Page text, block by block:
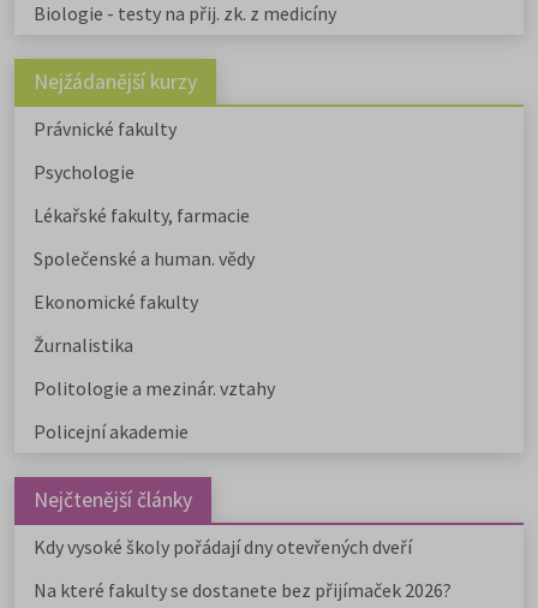
Biologie - testy na přij. zk. z medicíny
Nejžádanější kurzy
Právnické fakulty
Psychologie
Lékařské fakulty, farmacie
Společenské a human. vědy
Ekonomické fakulty
Žurnalistika
Politologie a mezinár. vztahy
Policejní akademie
Nejčtenější články
Kdy vysoké školy pořádají dny otevřených dveří
Na které fakulty se dostanete bez přijímaček 2026?